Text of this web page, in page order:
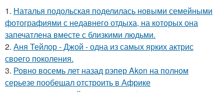
1. Наталья подольская поделилась новыми семейными
фотографиями с недавнего отдыха, на которых она
запечатлена вместе с близкими людьми.
2. Аня Тейлор - Джой - одна из самых ярких актрис
своего поколения.
3. Ровно восемь лет назад рэпер Akon на полном
серьезе пообещал отстроить в Африке